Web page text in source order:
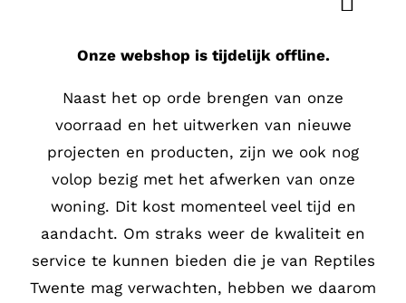
Blog
Service
Contact
Onze webshop is tijdelijk offline.
Naast het op orde brengen van onze
voorraad en het uitwerken van nieuwe
projecten en producten, zijn we ook nog
volop bezig met het afwerken van onze
woning. Dit kost momenteel veel tijd en
aandacht. Om straks weer de kwaliteit en
service te kunnen bieden die je van Reptiles
Twente mag verwachten, hebben we daarom